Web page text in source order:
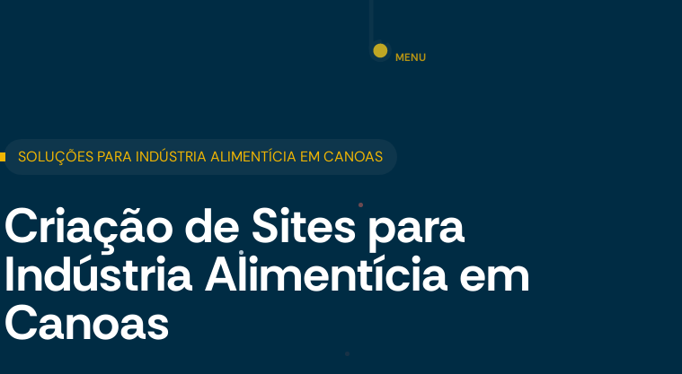
MENU
SOLUÇÕES PARA INDÚSTRIA ALIMENTÍCIA EM CANOAS
Criação de Sites para
Indústria Alimentícia em
Canoas